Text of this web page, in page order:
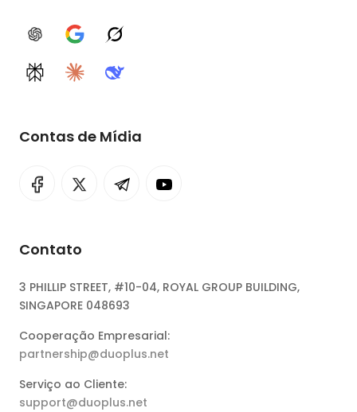
ChatGPTGoogle AIGrok
PerplexityClaudeDeepSeek
Contas de Mídia
Contato
3 PHILLIP STREET, #10-04, ROYAL GROUP BUILDING,
SINGAPORE 048693
Cooperação Empresarial:
partnership@duoplus.net
Serviço ao Cliente:
support@duoplus.net